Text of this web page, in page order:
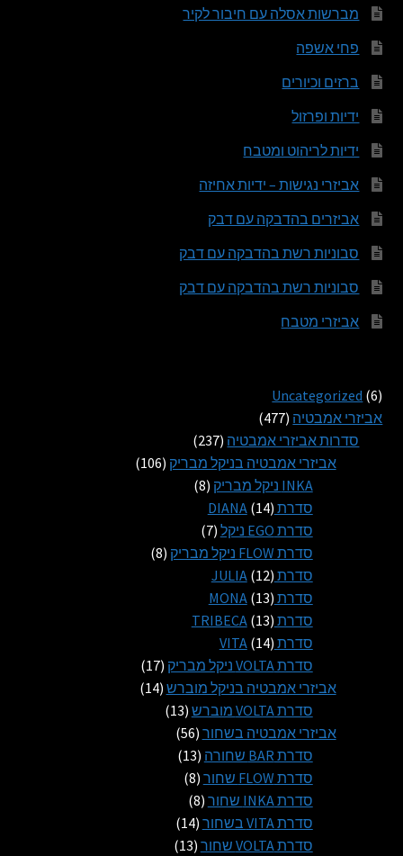
מברשות אסלה עם חיבור לקיר
פחי אשפה
ברזים וכיורים
ידיות ופרזול
ידיות לריהוט ומטבח
אביזרי נגישות – ידיות אחיזה
אביזרים בהדבקה עם דבק
סבוניות רשת בהדבקה עם דבק
סבוניות רשת בהדבקה עם דבק
אביזרי מטבח
Uncategorized 6
6
מוצרים
אביזרי אמבטיה 477
477
מוצרים
סדרות אביזרי אמבטיה 237
237
מוצרים
אביזרי אמבטיה בניקל מבריק 106
106
INKA ניקל מבריק 8
8
סדרת DIANA 14
14
מוצרים סדרת EGO ניקל 7
7
מוצרים
סדרת FLOW ניקל מבריק 8
8
סדרת JULIA 12
12
מוצרים סדרת MONA 13
13
מוצרים סדרת TRIBECA 13
13
מוצרים סדרת VITA 14
14
מוצרים סדרת VOLTA ניקל מבריק 17
17
מוצרים
אביזרי אמבטיה בניקל מוברש 14
14
סדרת VOLTA מוברש 13
13
אביזרי אמבטיה בשחור 56
56
מוצרים
סדרת BAR שחורה 13
13
סדרת FLOW שחור 8
8
מוצרים
סדרת INKA שחור 8
8
מוצרים
סדרת VITA בשחור 14
14
מוצרים
סדרת VOLTA שחור 13
13